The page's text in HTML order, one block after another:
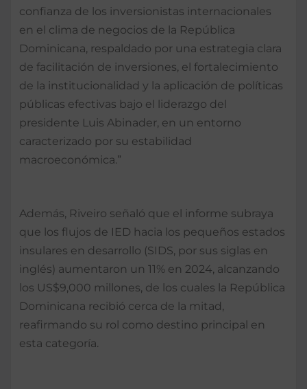
confianza de los inversionistas internacionales
en el clima de negocios de la República
Dominicana, respaldado por una estrategia clara
de facilitación de inversiones, el fortalecimiento
de la institucionalidad y la aplicación de políticas
públicas efectivas bajo el liderazgo del
presidente Luis Abinader, en un entorno
caracterizado por su estabilidad
macroeconómica.”
Además, Riveiro señaló que el informe subraya
que los flujos de IED hacia los pequeños estados
insulares en desarrollo (SIDS, por sus siglas en
inglés) aumentaron un 11% en 2024, alcanzando
los US$9,000 millones, de los cuales la República
Dominicana recibió cerca de la mitad,
reafirmando su rol como destino principal en
esta categoría.